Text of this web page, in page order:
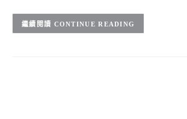
CONTINUE READING